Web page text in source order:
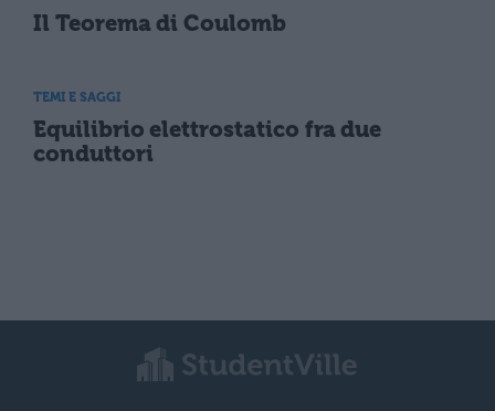
Il Teorema di Coulomb
TEMI E SAGGI
Equilibrio elettrostatico fra due
conduttori